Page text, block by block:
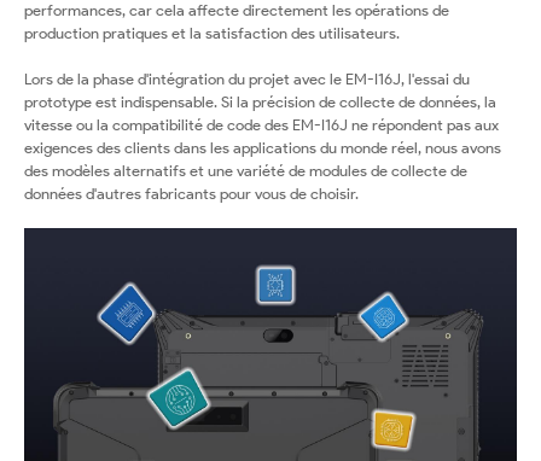
performances, car cela affecte directement les opérations de
production pratiques et la satisfaction des utilisateurs.
Lors de la phase d'intégration du projet avec le EM-I16J, l'essai du
prototype est indispensable. Si la précision de collecte de données, la
vitesse ou la compatibilité de code des EM-I16J ne répondent pas aux
exigences des clients dans les applications du monde réel, nous avons
des modèles alternatifs et une variété de modules de collecte de
données d'autres fabricants pour vous de choisir.